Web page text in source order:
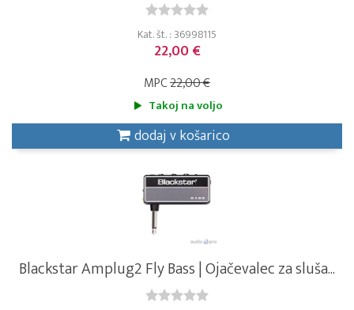
Kat. št. : 36998115
22,00 €
MPC22,00 €
Takoj na voljo
dodaj v košarico
Blackstar Amplug2 Fly Bass | Ojačevalec za sluša...